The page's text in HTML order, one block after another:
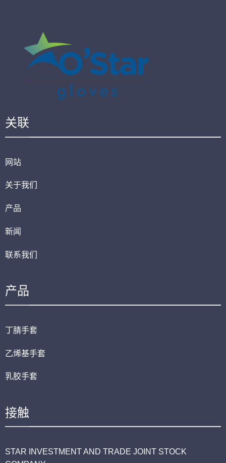
关联
网站
关于我们
产品
新闻
联系我们
产品
丁腈手套
乙烯基手套
乳胶手套
接触
STAR INVESTMENT AND TRADE JOINT STOCK